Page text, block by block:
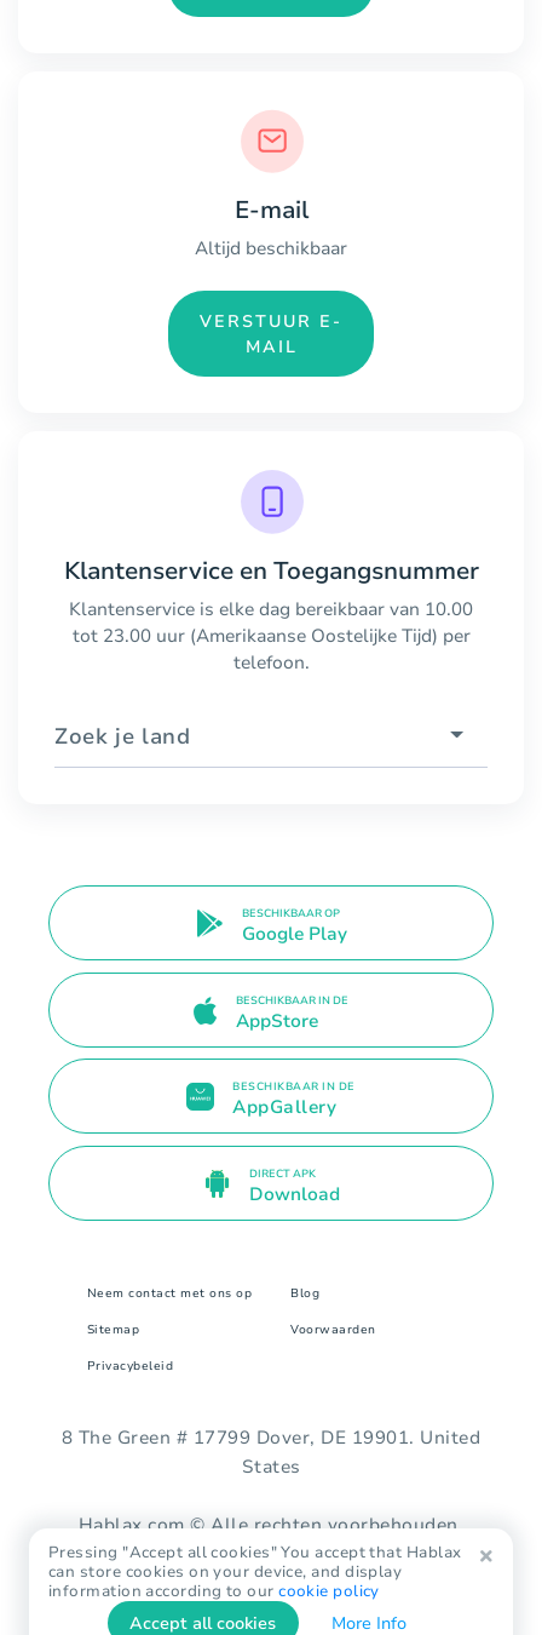
E-mail
Altijd beschikbaar
VERSTUUR E-
MAIL
Klantenservice en Toegangsnummer
Klantenservice is elke dag bereikbaar van 10.00
tot 23.00 uur (Amerikaanse Oostelijke Tijd) per
telefoon.
Zoek je land
BESCHIKBAAR OP
Google Play
BESCHIKBAAR IN DE
AppStore
BESCHIKBAAR IN DE
AppGallery
DIRECT APK
Download
Neem contact met ons op Blog
Sitemap Voorwaarden
Privacybeleid
8 The Green # 17799 Dover, DE 19901. United
States
Hablax.com © Alle rechten voorbehouden.
Pressing "Accept all cookies" You accept that Hablax
can store cookies on your device, and display
information according to ourcookie policy
Accept all cookies More Info